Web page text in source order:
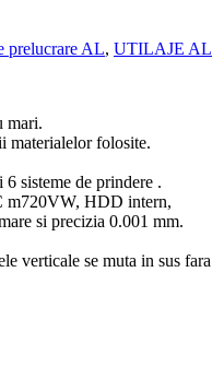
prelucrare AL, UTILAJE AL
mari.
materialelor folosite.
sisteme de prindere .
m720VW, HDD intern,
si precizia 0.001 mm.
verticale se muta in sus fara